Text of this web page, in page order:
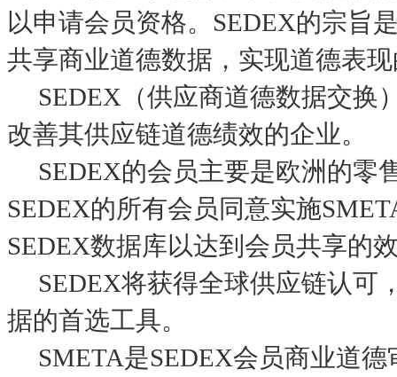
以申请会员资格。SEDEX的宗旨
共享商业道德数据，实现道德表
SEDEX（供应商道德数据交换
改善其供应链道德绩效的企业。
SEDEX的会员主要是欧洲的零
SEDEX的所有会员同意实施
SEDEX数据库以达到会员共享的
SEDEX将获得全球供应链认可
据的首选工具。
SMETA是SEDEX会员商业道德